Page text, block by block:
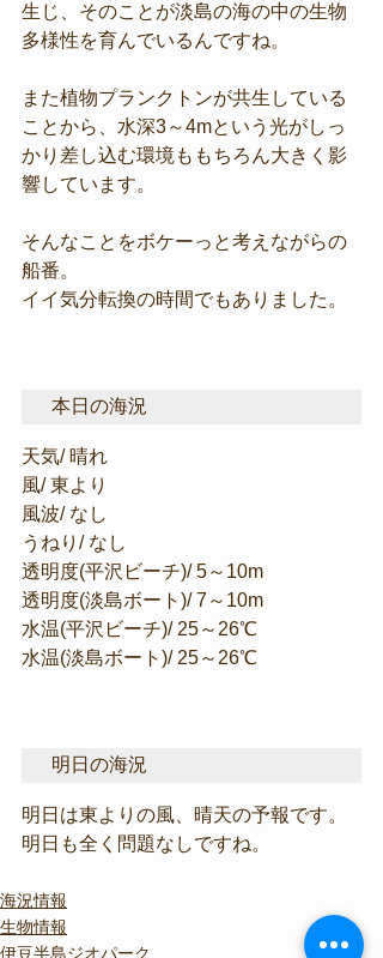
生じ、そのことが淡島の海の中の生物
多様性を育んでいるんですね。
また植物プランクトンが共生している
ことから、水深3～4mという光がしっ
かり差し込む環境ももちろん大きく影
響しています。
そんなことをボケーっと考えながらの
船番。
イイ気分転換の時間でもありました。
本日の海況
天気/ 晴れ
風/ 東より
風波/ なし
うねり/ なし
透明度(平沢ビーチ)/ 5～10m
透明度(淡島ボート)/ 7～10m
水温(平沢ビーチ)/ 25～26℃
水温(淡島ボート)/ 25～26℃
明日の海況
明日は東よりの風、晴天の予報です。
明日も全く問題なしですね。
海況情報
生物情報
伊豆半島ジオパーク